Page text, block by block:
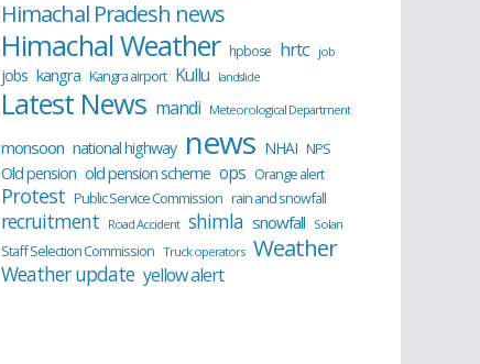
Himachal Pradesh news
Himachal Weather hpbose hrtc job
jobs kangra Kangra airport Kullu landslide
Latest News mandi Meteorological Department
monsoon national highway news NHAI NPS
Old pension old pension scheme ops Orange alert
Protest Public Service Commission rain and snowfall
recruitment Road Accident shimla snowfall Solan
Staff Selection Commission Truck operators Weather
Weather update yellow alert